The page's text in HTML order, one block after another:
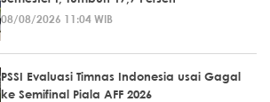
08/08/2026 11:04 WIB
PSSI Evaluasi Timnas Indonesia usai Gagal
ke Semifinal Piala AFF 2026